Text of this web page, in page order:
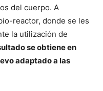
del cuerpo. A
reactor, donde se les
la utilización de
se obtiene en
adaptado a las